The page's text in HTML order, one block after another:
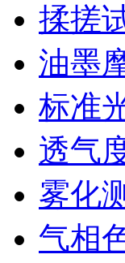
揉搓
油墨
标准
透气
雾化
气相